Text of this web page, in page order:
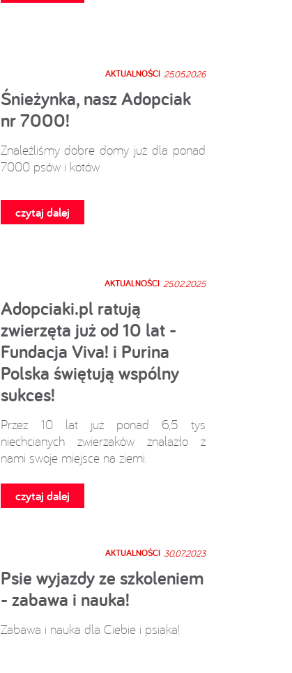
AKTUALNOŚCI 25.05.2026
Śnieżynka, nasz Adopciak
nr 7000!
Znaleźliśmy dobre domy już dla ponad
7000 psów i kotów
czytaj dalej
AKTUALNOŚCI 25.02.2025
Adopciaki.pl ratują
zwierzęta już od 10 lat -
Fundacja Viva! i Purina
Polska świętują wspólny
sukces!
Przez 10 lat już ponad 6,5 tys
niechcianych zwierzaków znalazło z
nami swoje miejsce na ziemi.
czytaj dalej
AKTUALNOŚCI 30.07.2023
Psie wyjazdy ze szkoleniem
- zabawa i nauka!
Zabawa i nauka dla Ciebie i psiaka!